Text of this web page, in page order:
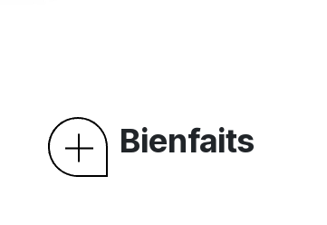
Bienfaits